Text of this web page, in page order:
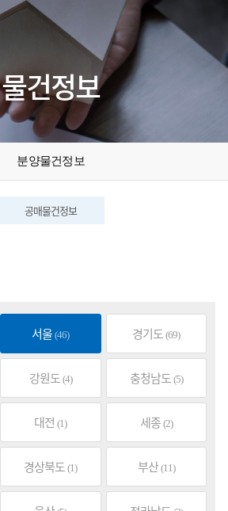
물건정보
분양물건정보
공매물건정보
서울 (46) 경기도 (69)
강원도 (4) 충청남도 (5)
대전 (1) 세종 (2)
경상북도 (1) 부산 (11)